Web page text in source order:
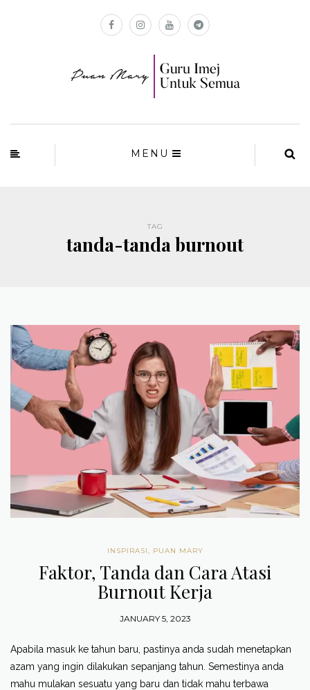
MENU
TAG
tanda-tanda burnout
INSPIRASI, PUAN MARY
Faktor, Tanda dan Cara Atasi
Burnout Kerja
JANUARY 5, 2023
Apabila masuk ke tahun baru, pastinya anda sudah menetapkan
azam yang ingin dilakukan sepanjang tahun. Semestinya anda
mahu mulakan sesuatu yang baru dan tidak mahu terbawa